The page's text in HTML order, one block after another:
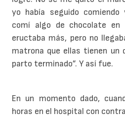
yo había seguido comiendo
comí algo de chocolate en
eructaba más, pero no
matrona que ellas tienen un
parto terminado”. Y así fue.
En un momento dado,
horas en el hospital con